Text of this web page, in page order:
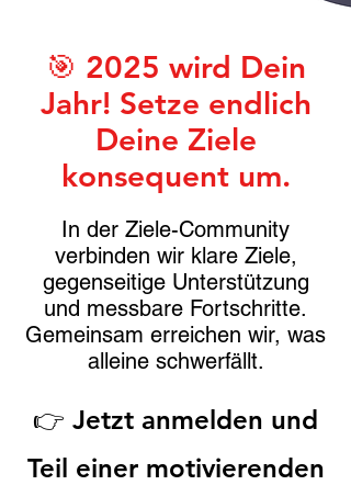
🎯 2025 wird Dein
Jahr! Setze endlich
Deine Ziele
konsequent um.
In der Ziele-Community
verbinden wir klare Ziele,
gegenseitige Unterstützung
und messbare Fortschritte.
Gemeinsam erreichen wir, was
alleine schwerfällt.
👉 Jetzt anmelden und
Teil einer motivierenden